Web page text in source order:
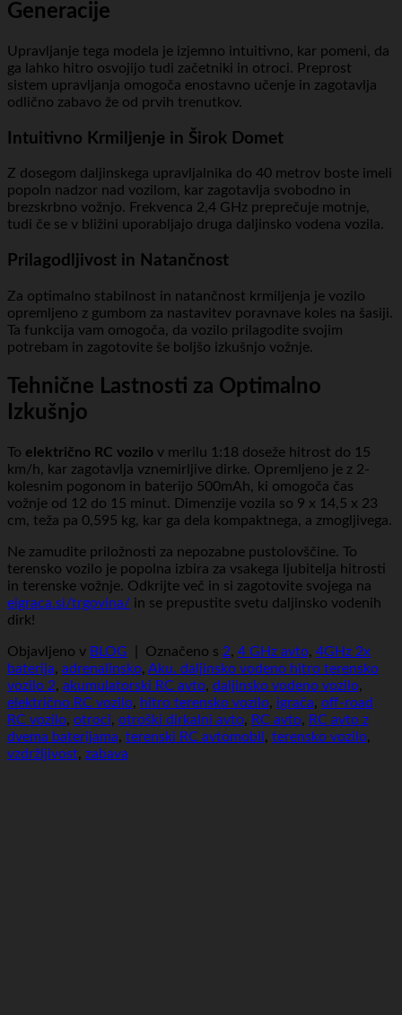
Generacije
Upravljanje tega modela je izjemno intuitivno, kar pomeni, da
ga lahko hitro osvojijo tudi začetniki in otroci. Preprost
sistem upravljanja omogoča enostavno učenje in zagotavlja
odlično zabavo že od prvih trenutkov.
Intuitivno Krmiljenje in Širok Domet
Z dosegom daljinskega upravljalnika do 40 metrov boste imeli
popoln nadzor nad vozilom, kar zagotavlja svobodno in
brezskrbno vožnjo. Frekvenca 2,4 GHz preprečuje motnje,
tudi če se v bližini uporabljajo druga daljinsko vodena vozila.
Prilagodljivost in Natančnost
Za optimalno stabilnost in natančnost krmiljenja je vozilo
opremljeno z gumbom za nastavitev poravnave koles na šasiji.
Ta funkcija vam omogoča, da vozilo prilagodite svojim
potrebam in zagotovite še boljšo izkušnjo vožnje.
Tehnične Lastnosti za Optimalno
Izkušnjo
To električno RC vozilo v merilu 1:18 doseže hitrost do 15
km/h, kar zagotavlja vznemirljive dirke. Opremljeno je z 2-
kolesnim pogonom in baterijo 500mAh, ki omogoča čas
vožnje od 12 do 15 minut. Dimenzije vozila so 9 x 14,5 x 23
cm, teža pa 0,595 kg, kar ga dela kompaktnega, a zmogljivega.
Ne zamudite priložnosti za nepozabne pustolovščine. To
terensko vozilo je popolna izbira za vsakega ljubitelja hitrosti
in terenske vožnje. Odkrijte več in si zagotovite svojega na
eigraca.si/trgovina/ in se prepustite svetu daljinsko vodenih
dirk!
Objavljeno v BLOG Označeno s 2, 4 GHz avto, 4GHz 2x
baterija, adrenalinsko, Aku. daljinsko vodeno hitro terensko
vozilo 2, akumulatorski RC avto, daljinsko vodeno vozilo,
električno RC vozilo, hitro terensko vozilo, igrača, off-road
RC vozilo, otroci, otroški dirkalni avto, RC avto, RC avto z
dvema baterijama, terenski RC avtomobil , terensko vozilo,
vzdržljivost, zabava